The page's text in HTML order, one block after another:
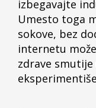
izbegavajte
Umesto toga
sokove, bez
internetu
zdrave